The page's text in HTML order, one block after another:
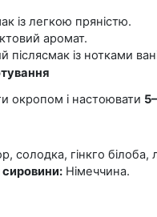
із легкою пряністю.
аромат.
із нотками
окропом і настоювати
солодка, гінкго
Німеччина.